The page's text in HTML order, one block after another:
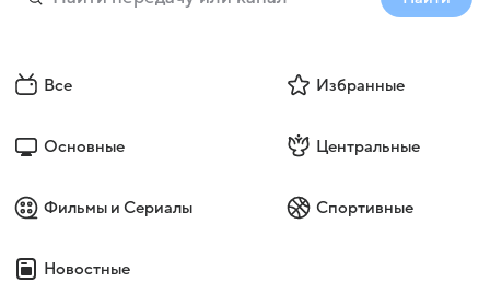
Все Избранные
Основные Центральные
Фильмы и Сериалы Спортивные
Новостные